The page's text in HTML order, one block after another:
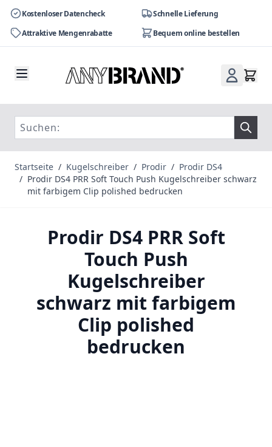
Kostenloser Datencheck
Schnelle Lieferung
Attraktive Mengenrabatte
Bequem online bestellen
Startseite / Kugelschreiber / Prodir / Prodir DS4
/ Prodir DS4 PRR Soft Touch Push Kugelschreiber schwarz
mit farbigem Clip polished bedrucken
Prodir DS4 PRR Soft
Touch Push
Kugelschreiber
schwarz mit farbigem
Clip polished
bedrucken